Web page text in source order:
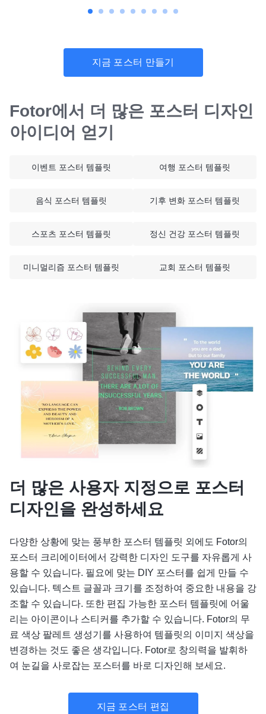
지금 포스터 만들기
Fotor에서 더 많은 포스터 디자인
아이디어 얻기
이벤트 포스터 템플릿 여행 포스터 템플릿
음식 포스터 템플릿 기후 변화 포스터 템플릿
스포츠 포스터 템플릿 정신 건강 포스터 템플릿
미니멀리즘 포스터 템플릿 교회 포스터 템플릿
더 많은 사용자 지정으로 포스터
디자인을 완성하세요
다양한 상황에 맞는 풍부한 포스터 템플릿 외에도 Fotor의
포스터 크리에이터에서 강력한 디자인 도구를 자유롭게 사
용할 수 있습니다. 필요에 맞는 DIY 포스터를 쉽게 만들 수
있습니다. 텍스트 글꼴과 크기를 조정하여 중요한 내용을 강
조할 수 있습니다. 또한 편집 가능한 포스터 템플릿에 어울
리는 아이콘이나 스티커를 추가할 수 있습니다. Fotor의 무
료 색상 팔레트 생성기를 사용하여 템플릿의 이미지 색상을
변경하는 것도 좋은 생각입니다. Fotor로 창의력을 발휘하
여 눈길을 사로잡는 포스터를 바로 디자인해 보세요.
지금 포스터 편집